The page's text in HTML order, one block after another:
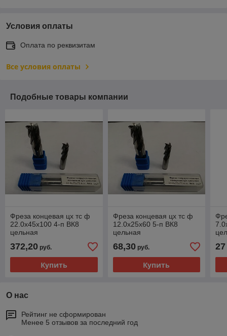
Условия оплаты
Оплата по реквизитам
Все условия оплаты
Подобные товары компании
Фреза концевая цх тс ф
22.0х45х100 4-п ВК8
цельная
372,20 руб.
Купить
Фреза концевая цх тс ф
12.0х25х60 5-п ВК8
цельная
68,30руб.
Купить
27
О нас
Рейтинг не сформирован
Менее 5 отзывов за последний год